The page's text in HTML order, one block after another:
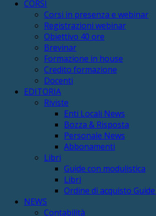
CORSI
Corsi in presenza e webinar
Registrazioni webinar
Obiettivo 40 ore
Brevinar
Formazione in house
Credito formazione
Docenti
EDITORIA
Riviste
Enti Locali News
Bozza & Risposta
Personale News
Abbonamenti
Libri
Guide con modulistica
Libri
Ordine di acquisto
NEWS
Contabilità